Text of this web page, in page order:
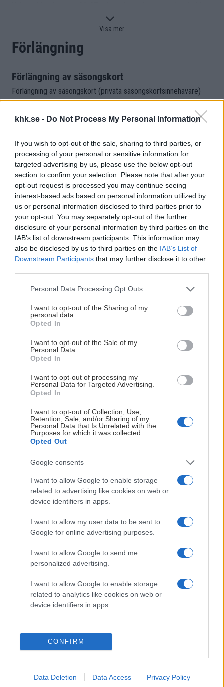
khk.se - Do Not Process My Personal Information
If you wish to opt-out of the sale, sharing to third parties, or
processing of your personal or sensitive information for
targeted advertising by us, please use the below opt-out
section to confirm your selection. Please note that after your
opt-out request is processed you may continue seeing
interest-based ads based on personal information utilized by
us or personal information disclosed to third parties prior to
your opt-out. You may separately opt-out of the further
disclosure of your personal information by third parties on the
IAB’s list of downstream participants. This information may
also be disclosed by us to third parties on the IAB’s List of
Downstream Participants that may further disclose it to other
Please note that this website/app uses one or more Google
not limited to your visit or usage behaviour. You may click to
grant or deny consent to Google and its third-party tags to
use your data for below specified purposes in below Google
consent section.
Personal Data Processing Opt Outs
I want to opt-out of the Sharing of my
personal data.
Opted In
I want to opt-out of the Sale of my
Personal Data.
Opted In
I want to opt-out of processing my
Personal Data for Targeted Advertising.
Opted In
I want to opt-out of Collection, Use,
Retention, Sale, and/or Sharing of my
Personal Data that Is Unrelated with the
Purposes for which it was collected.
Opted Out
Google consents
I want to allow Google to enable storage
related to advertising like cookies on web or
device identifiers in apps.
I want to allow my user data to be sent to
Google for online advertising purposes.
I want to allow Google to send me
personalized advertising.
I want to allow Google to enable storage
related to analytics like cookies on web or
device identifiers in apps.
CONFIRM
Data Deletion Data Access Privacy Policy
vårt biljettsystem. Det gör att det initialt kan komma att bli lite
fel emellanåt tills vi har hittat rätt. Men tillsammans löser vi det
på bästa sätt.
Har ni några frågor angående er betalning av säsongskort eller
Företagskort
Visa mer
Förlängning
Förlängning av säsongskort
Förlängning av säsongskort (privata säsongskortsinnehavare)
gäller framtill och med 30:e juni 2026.
Har du inte förlängt din plats senast 30 Juni så kommer den att
bara numrerade sittplats och hkp-platser som har skickats ut.
Ståplats är på väg.
OBS:Från och med 1:a Juli 2026 så kommer priserna på
säsongskort att höjas.
Information
Det har gått ut mail till alla säsongskortsinnehavare från förra
säsongen. Har ni inte fått någon info, ontaktabiljett@khk.seså
hjälper vi er därifrån.
ut en betallänk via sms som man kan betala sitt säsongskort
med. Denna länk ärenbart aktiv under 48h.
Det är en
begränsning hos Kustom.
veckan fram till sista juni om du glömde att förlänga ditt
säsongskort från förra smset. Era säsongskort är fortfarande
Nyförsäljning av säsongskort
Klicka här för att komma till säsongskortsförsäljningen
Visa mer
Priser 2026/27
I säsongskortet ingår alla matcher i grundserien. Preliminärt
Sittplats
Tabellen nedan upplevs bäst via dator eller liggande mobil.
Scrolla till höger för att se alla priser.
Nedan priser gäller från och med 1Juli 2026
Sektion |
Kategori
uderande
Sektion
Sektion C/E 3 960:-
B/F/G
Visa mer
Bokning, köp